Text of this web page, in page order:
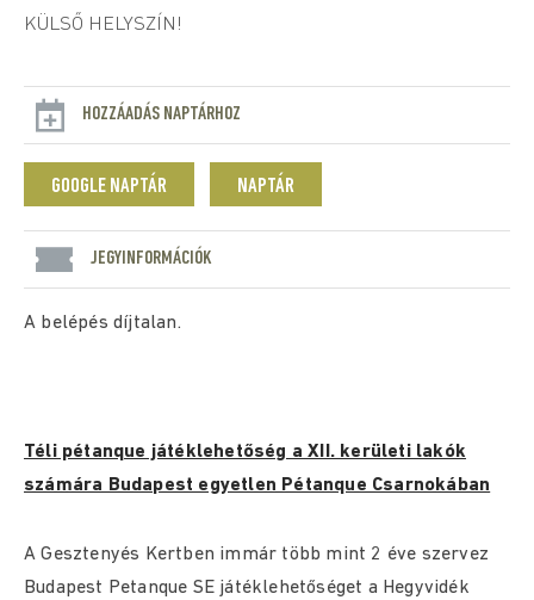
KÜLSŐ HELYSZÍN!
HOZZÁADÁS NAPTÁRHOZ
GOOGLE NAPTÁR NAPTÁR
JEGYINFORMÁCIÓK
A belépés díjtalan.
Téli pétanque játéklehetőség a XII. kerületi lakók
számára Budapest egyetlen Pétanque Csarnokában
A Gesztenyés Kertben immár több mint 2 éve szervez
Budapest Petanque SE játéklehetőséget a Hegyvidék